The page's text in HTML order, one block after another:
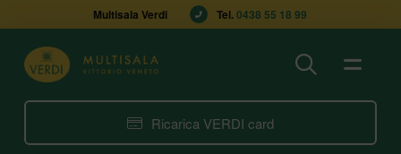
Multisala Verdi Tel. 0438 55 18 99
Ricarica VERDI card